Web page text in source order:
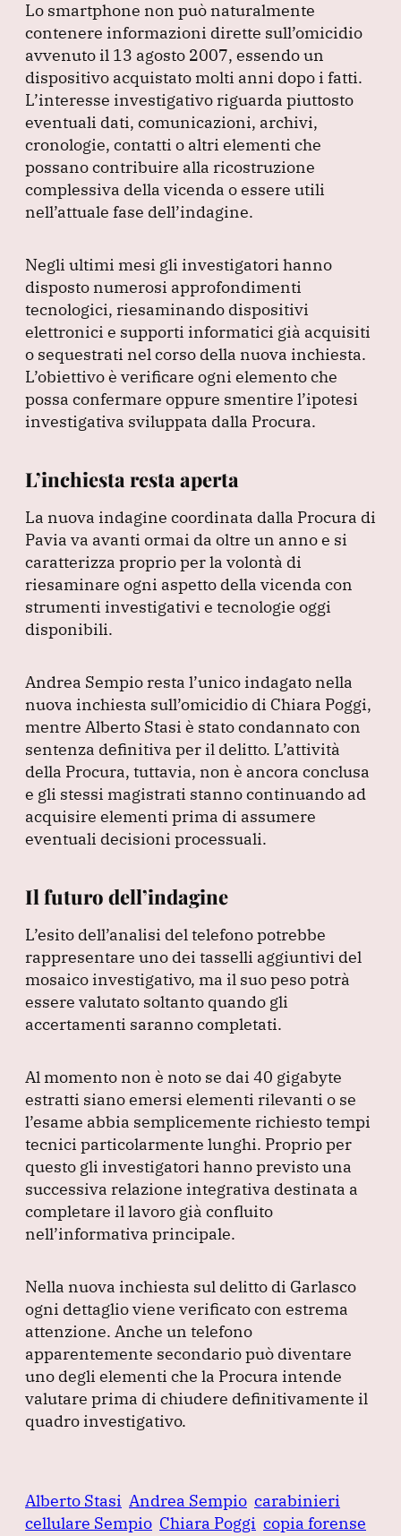
Lo smartphone non può naturalmente
contenere informazioni dirette sull’omicidio
avvenuto il 13 agosto 2007, essendo un
dispositivo acquistato molti anni dopo i fatti.
L’interesse investigativo riguarda piuttosto
eventuali dati, comunicazioni, archivi,
cronologie, contatti o altri elementi che
possano contribuire alla ricostruzione
complessiva della vicenda o essere utili
nell’attuale fase dell’indagine.
Negli ultimi mesi gli investigatori hanno
disposto numerosi approfondimenti
tecnologici, riesaminando dispositivi
elettronici e supporti informatici già acquisiti
o sequestrati nel corso della nuova inchiesta.
L’obiettivo è verificare ogni elemento che
possa confermare oppure smentire l’ipotesi
investigativa sviluppata dalla Procura.
L’inchiesta resta aperta
La nuova indagine coordinata dalla Procura di
Pavia va avanti ormai da oltre un anno e si
caratterizza proprio per la volontà di
riesaminare ogni aspetto della vicenda con
strumenti investigativi e tecnologie oggi
disponibili.
Andrea Sempio resta l’unico indagato nella
nuova inchiesta sull’omicidio di Chiara Poggi,
mentre Alberto Stasi è stato condannato con
sentenza definitiva per il delitto. L’attività
della Procura, tuttavia, non è ancora conclusa
e gli stessi magistrati stanno continuando ad
acquisire elementi prima di assumere
eventuali decisioni processuali.
Il futuro dell’indagine
L’esito dell’analisi del telefono potrebbe
rappresentare uno dei tasselli aggiuntivi del
mosaico investigativo, ma il suo peso potrà
essere valutato soltanto quando gli
accertamenti saranno completati.
Al momento non è noto se dai 40 gigabyte
estratti siano emersi elementi rilevanti o se
l’esame abbia semplicemente richiesto tempi
tecnici particolarmente lunghi. Proprio per
questo gli investigatori hanno previsto una
successiva relazione integrativa destinata a
completare il lavoro già confluito
nell’informativa principale.
Nella nuova inchiesta sul delitto di Garlasco
ogni dettaglio viene verificato con estrema
attenzione. Anche un telefono
apparentemente secondario può diventare
uno degli elementi che la Procura intende
valutare prima di chiudere definitivamente il
quadro investigativo.
Alberto Stasi Andrea Sempio carabinieri
cellulare Sempio Chiara Poggi copia forense